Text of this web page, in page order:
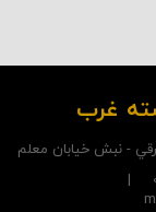
غرب
- نبش خيابان معلم
06643333932 | 09163643932 |